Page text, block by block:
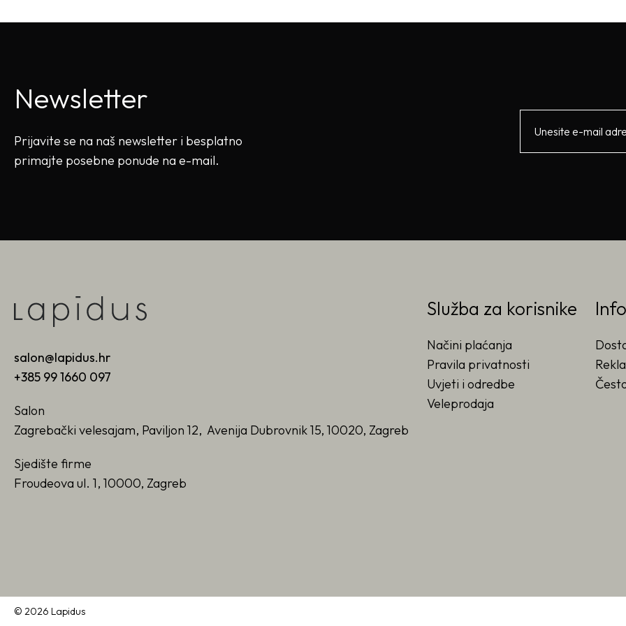
Newsletter
Prijavite se na naš newsletter i besplatno
primajte posebne ponude na e-mail.
salon@lapidus.hr
+385 99 1660 097
Salon
Zagrebački velesajam, Paviljon 12, Avenija Dubrovnik 15, 10020, Zagreb
Sjedište firme
Froudeova ul. 1, 10000, Zagreb
Služba za korisnike
Načini plaćanja
Pravila privatnosti
Uvjeti i odredbe
Veleprodaja
© 2026 Lapidus